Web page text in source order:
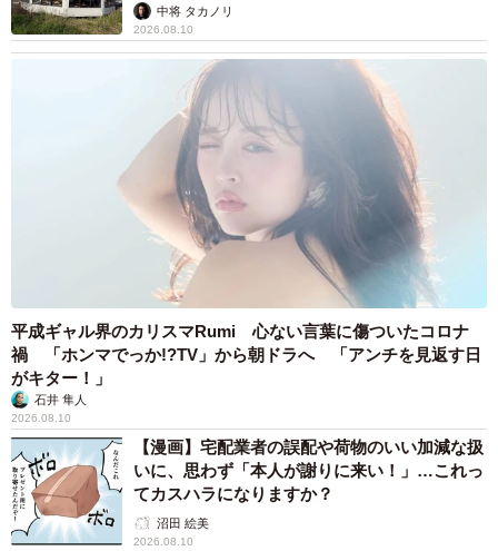
人間と犬、魂までリンクした受け身
pic.twitter.com/Jm3auo3raD
— 柴犬たけちよ (@takechiyo_shiba) August 31, 2025
落ちたのは私の身体能力
光ったのは愛犬の身体能力
バディ感？ …幻よ🤣 pic.twitter.com/17ptKb35Io
— 柴犬たけちよ (@takechiyo_shiba) August 31, 2025
たくさんのコメントにリポストありがとうございます😆
転倒直後にすぐに互いに怪我はないか確認しました
ここは長野県上田市の丸子城址山
真田家の城があったところ🏯
これも真田の祟り…だったのかな？
pic.twitter.com/VFj8KALiao
— 柴犬たけちよ (@takechiyo_shiba)
中将 タカノリ
2026.08.10
平成ギャル界のカリスマRumi 心ない言葉に傷ついたコロナ
禍 「ホンマでっか!?TV」から朝ドラへ 「アンチを見返す日
がキター！」
石井 隼人
2026.08.10
【漫画】宅配業者の誤配や荷物のいい加減な扱
いに、思わず「本人が謝りに来い！」…これっ
てカスハラになりますか？
沼田 絵美
2026.08.10